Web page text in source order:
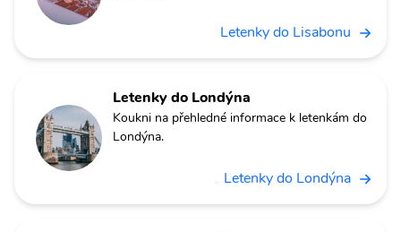
Letenky do Lisabonu
Letenky do Londýna
Koukni na přehledné informace k letenkám do
Londýna.
Letenky do Londýna